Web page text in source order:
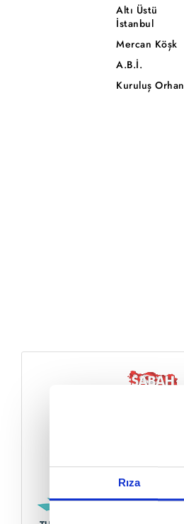
Rıza
Reddet
Altı Üstü
İstanbul
Mercan Köşk
A.B.İ.
Kuruluş Orhan